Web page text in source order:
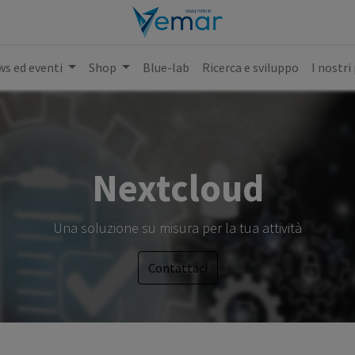
ed eventi Shop Blue-lab Ricerca e sviluppo I nostri
Nextcloud
Una soluzione su misura per la tua attività
Contattaci